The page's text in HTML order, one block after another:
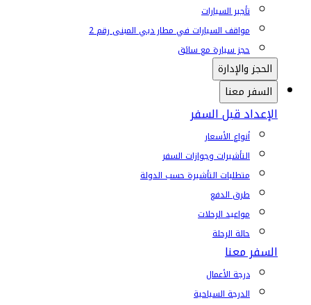
تأجير السيارات
مواقف السيارات في مطار دبي المبنى رقم 2
حجز سيارة مع سائق
الحجز والإدارة
السفر معنا
الإعداد قبل السفر
أنواع الأسعار
التأشيرات وجوازات السفر
متطلبات التأشيرة حسب الدولة
طرق الدفع
مواعيد الرحلات
حالة الرحلة
السفر معنا
درجة الأعمال
الدرجة السياحية